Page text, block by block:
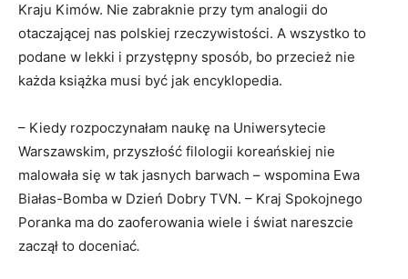
Kraju Kimów. Nie zabraknie przy tym analogii do
otaczającej nas polskiej rzeczywistości. A wszystko to
podane w lekki i przystępny sposób, bo przecież nie
każda książka musi być jak encyklopedia.
– Kiedy rozpoczynałam naukę na Uniwersytecie
Warszawskim, przyszłość filologii koreańskiej nie
malowała się w tak jasnych barwach – wspomina Ewa
Białas-Bomba w Dzień Dobry TVN. – Kraj Spokojnego
Poranka ma do zaoferowania wiele i świat nareszcie
zaczął to doceniać.